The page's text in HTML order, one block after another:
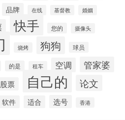
品牌 在线 基督教 婚姻
快手 您的 摄像头
烧烤 狗狗 球员
的是 租车 空调 管家婆
股票 自己的 论文
软件 适合 选号 香港